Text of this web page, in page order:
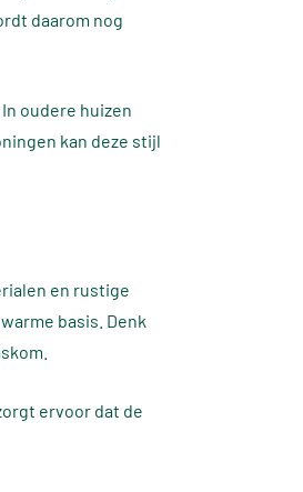
daarom nog
oudere huizen
kan deze stijl
en rustige
basis. Denk
ervoor dat de